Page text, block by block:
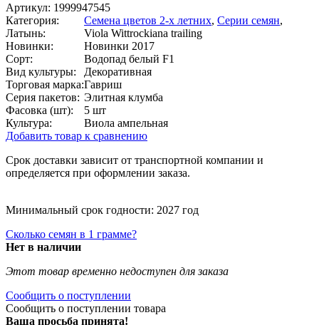
Артикул: 1999947545
Категория:
Семена цветов 2-х летних, Серии семян,
Латынь:
Viola Wittrockiana trailing
Новинки:
Новинки 2017
Сорт:
Водопад белый F1
Вид культуры:
Декоративная
Торговая марка:Гавриш
Серия пакетов: Элитная клумба
Фасовка (шт):
5 шт
Культура:
Виола ампельная
Добавить товар к сравнению
Срок доставки зависит от транспортной компании и
определяется при оформлении заказа.
Минимальный срок годности: 2027 год
Сколько семян в 1 грамме?
Нет в наличии
Этот товар временно недоступен для заказа
Сообщить о поступлении
Сообщить о поступлении товара
Ваша просьба принята!